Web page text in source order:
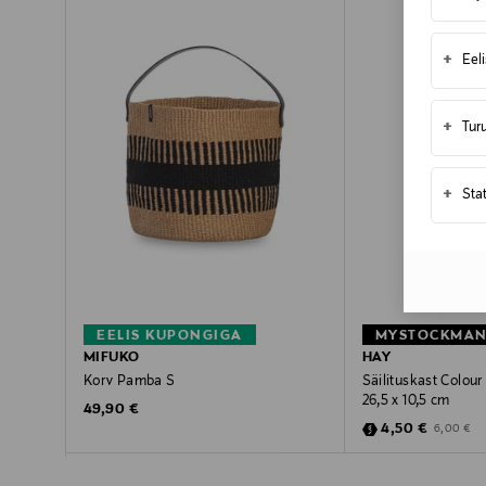
+
+
+
EELIS KUPONGIGA
MIFUKO
Korv Pamba S
Original Price
49,90 €
HAY
Säilituskast Colour
26,5 x 10,5 cm
Discounted Price
4,50 € Original
6,00 €